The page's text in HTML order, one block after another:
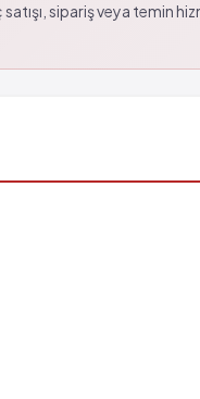
sipariş veya temin